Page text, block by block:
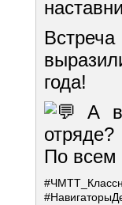
года!
А
отряде?
По всем